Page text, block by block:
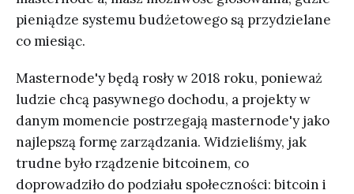
pieniądze systemu budżetowego są przydzielane
co miesiąc.
Masternode'y będą rosły w 2018 roku, ponieważ
ludzie chcą pasywnego dochodu, a projekty w
danym momencie postrzegają masternode'y jako
najlepszą formę zarządzania. Widzieliśmy, jak
trudne było rządzenie bitcoinem, co
doprowadziło do podziału społeczności: bitcoin i